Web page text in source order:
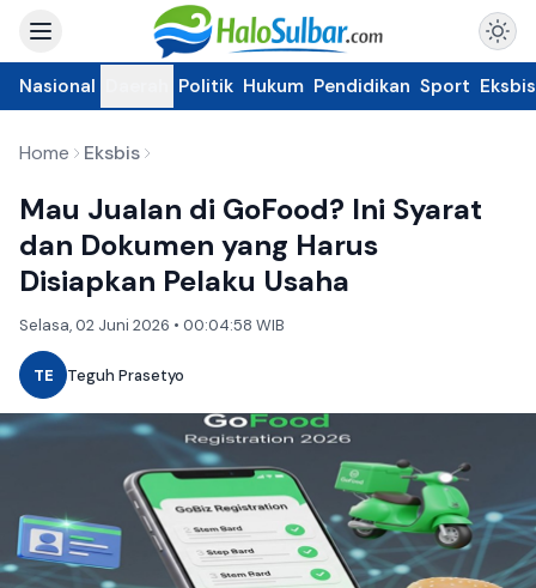
Nasional Politik Hukum Pendidikan Sport Eksbis
Home Eksbis
Mau Jualan di GoFood? Ini Syarat
dan Dokumen yang Harus
Disiapkan Pelaku Usaha
Selasa, 02 Juni 2026 • 00:04:58 WIB
TE Teguh Prasetyo